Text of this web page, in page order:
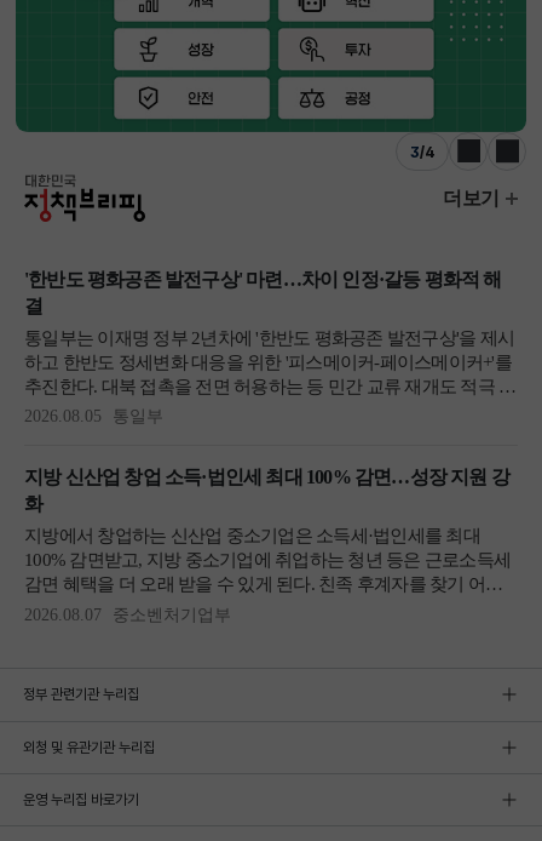
3/4
이전 다음
정부 관련기관 누리집
외청 및 유관기관 누리집
운영 누리집 바로가기